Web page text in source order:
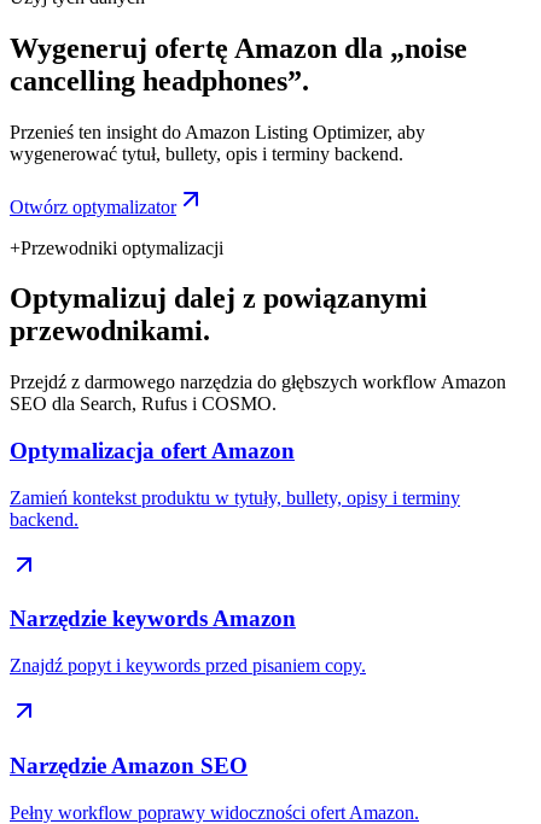
Wygeneruj ofertę Amazon dla „noise
cancelling headphones”.
Przenieś ten insight do Amazon Listing Optimizer, aby
wygenerować tytuł, bullety, opis i terminy backend.
Otwórz optymalizator
+Przewodniki optymalizacji
Optymalizuj dalej z powiązanymi
przewodnikami.
Przejdź z darmowego narzędzia do głębszych workflow Amazon
SEO dla Search, Rufus i COSMO.
Optymalizacja ofert Amazon
Zamień kontekst produktu w tytuły, bullety, opisy i terminy
backend.
Narzędzie keywords Amazon
Znajdź popyt i keywords przed pisaniem copy.
Narzędzie Amazon SEO
Pełny workflow poprawy widoczności ofert Amazon.